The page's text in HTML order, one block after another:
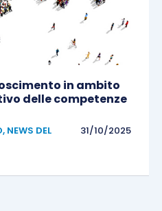
in ambito
delle competenze
, NEWS DEL
31/10/2025